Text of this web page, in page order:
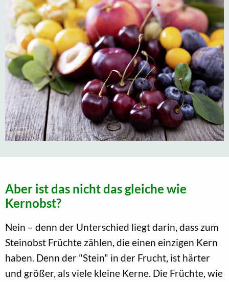
Aber ist das nicht das gleiche wie
Kernobst?
Nein – denn der Unterschied liegt darin, dass zum
Steinobst Früchte zählen, die einen einzigen Kern
haben. Denn der "Stein" in der Frucht, ist härter
und größer, als viele kleine Kerne. Die Früchte, wie